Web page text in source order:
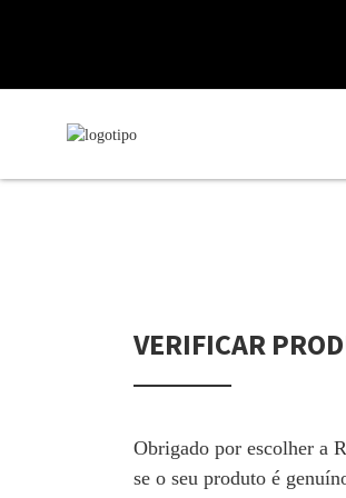
VERIFICAR
Obrigado por escolher a
se o seu produto é